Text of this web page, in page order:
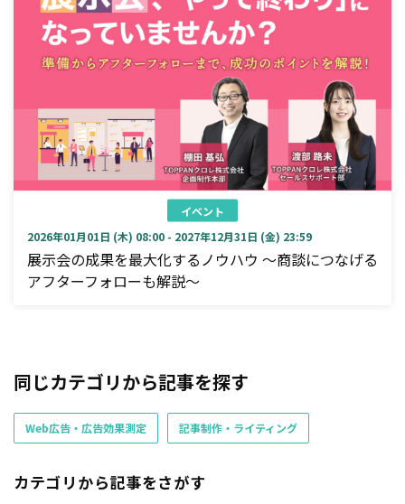
イベント
2026年01月01日 (木) 08:00 - 2027年12月31日 (金) 23:59
展示会の成果を最大化するノウハウ ～商談につなげる
アフターフォローも解説～
同じカテゴリから記事を探す
Web広告・広告効果測定 記事制作・ライティング
カテゴリから記事をさがす